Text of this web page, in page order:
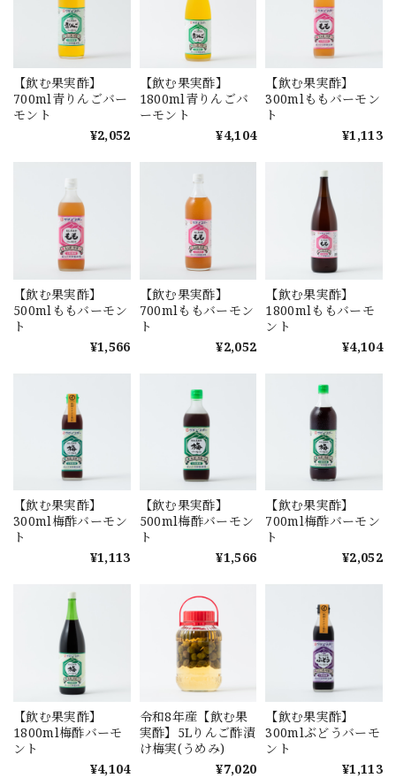
【飲む果実酢】
700ml青りんごバー
モント
¥2,052
【飲む果実酢】
1800ml青りんごバ
ーモント
¥4,104
【飲む果実酢】
300mlももバーモン
ト
¥1,113
【飲む果実酢】
500mlももバーモン
ト
¥1,566
【飲む果実酢】
700mlももバーモン
ト
¥2,052
【飲む果実酢】
1800mlももバーモ
ント
¥4,104
【飲む果実酢】
300ml梅酢バーモン
ト
¥1,113
【飲む果実酢】
500ml梅酢バーモン
ト
¥1,566
【飲む果実酢】
700ml梅酢バーモン
ト
¥2,052
【飲む果実酢】
1800ml梅酢バーモ
ント
¥4,104
令和8年産【飲む果
実酢】5Lりんご酢漬
け梅実(うめみ)
¥7,020
【飲む果実酢】
300mlぶどうバーモ
ント
¥1,113